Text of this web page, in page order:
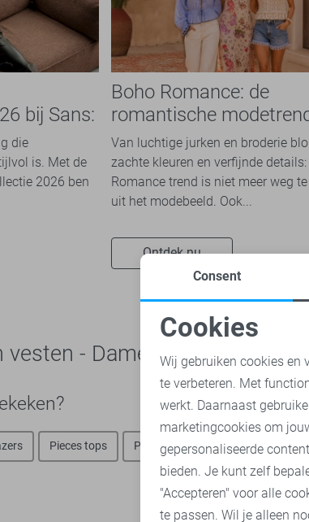
bij Sans:
die
is. Met de
2026 ben
Boho Romance: de
romantische
dit seizoen overal ziet
Van luchtige jurken en broderie
zachte kleuren en verfijnde
Romance trend is niet meer weg
uit het modebeeld. Ook...
Ontdek nu
- Dames
Pieces tops Pieces truien Pieces
Noodzakelijke cookies
Analytische cookies
Consent
Cookies
Wij gebruiken cookies en
te verbeteren. Met
werkt. Daarnaast
marketingcookies om
gepersonaliseerde
bieden. Je kunt zelf
"Accepteren" voor alle
te passen. Wil je alleen